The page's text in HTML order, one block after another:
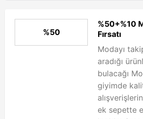
%50
%50+%10
Fırsatı
Modayı
aradığı
bulacağı
giyimde
ek sepette